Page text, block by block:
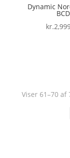
Dynamic
BCD
kr.
Viser 61–70